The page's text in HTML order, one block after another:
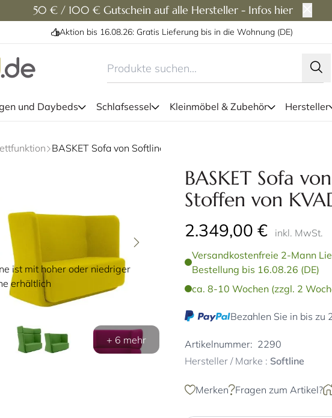
50 € / 100 € Gutschein auf alle Hersteller - Infos hier
Aktion bis 16.08.26: Gratis Lieferung bis in die Wohnung (DE)
und Daybeds Schlafsessel Kleinmöbel & Zubehör Hersteller
ist mit hoher oder niedriger
erhältlich
+ 6 mehr
BASKET Sofa
Stoffen von
2.349,00 €
inkl. MwSt.
Versandkostenfreie 2-Mann
Bestellung bis 16.08.26 (DE)
ca. 8-10 Wochen (zzgl. 2
Bezahlen Sie in bis zu
Artikelnummer: 2290
Hersteller / Marke : Softline
Merken Fragen zum Artikel?